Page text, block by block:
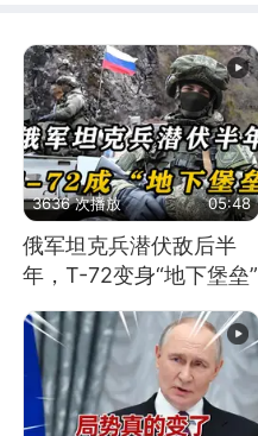
3636 次播放 05:48
俄军坦克兵潜伏敌后半
年，T-72变身“地下堡垒”